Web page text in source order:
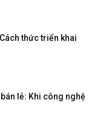
thức triển khai
lẻ: Khi công nghệ